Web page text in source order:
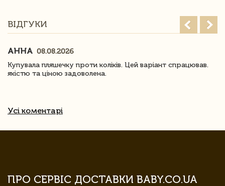
ВІДГУКИ
АННА 08.08.2026
Купувала пляшечку проти коліків. Цей варіант спрацював.
якістю та ціною задоволена.
Усі коментарі
ПРО СЕРВІС ДОСТАВКИ BABY.CO.UA